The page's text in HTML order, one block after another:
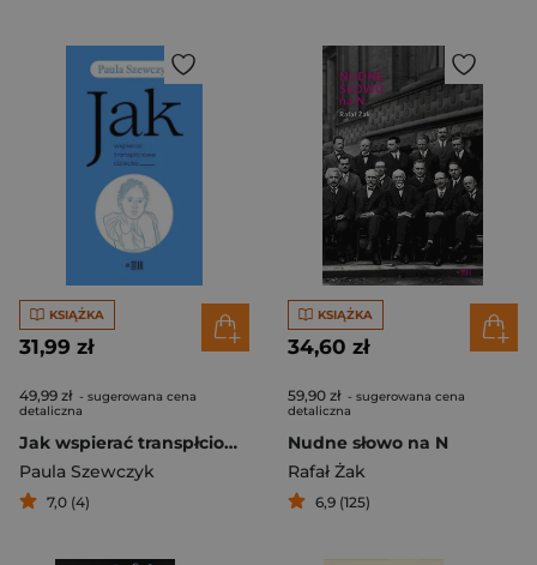
KSIĄŻKA
31,99 zł
49,99 zł - sugerowana cena
detaliczna
Jak wspierać transpłciowe dziecko
Paula Szewczyk
7,0 (4)
KSIĄŻKA
34,60 zł
59,90 zł - sugerowana cena
detaliczna
Nudne słowo na N
Rafał Żak
6,9 (125)